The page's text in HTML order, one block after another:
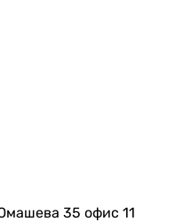
35 офис 11